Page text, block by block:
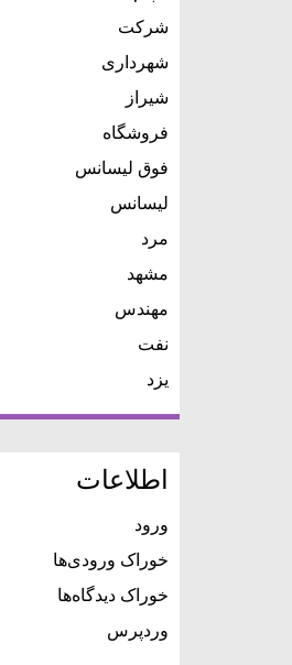
شرکت
شهرداری
شیراز
فروشگاه
فوق لیسانس
لیسانس
مرد
مشهد
مهندس
نفت
یزد
اطلاعات
ورود
خوراک ورودی‌ها
خوراک دیدگاه‌ها
وردپرس